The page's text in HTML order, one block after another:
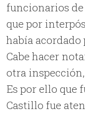
funcionarios
que por
había
Cabe hacer
otra
Es por ello que
Castillo fue